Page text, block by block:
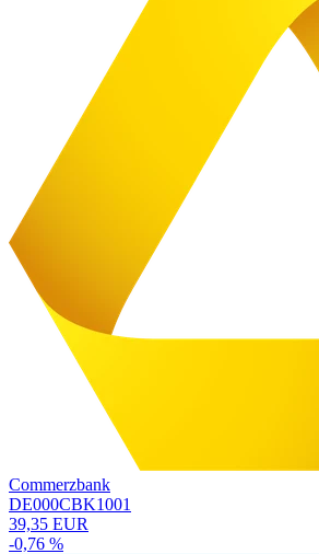
Commerzbank
DE000CBK1001
39,35 EUR
-0,76 %